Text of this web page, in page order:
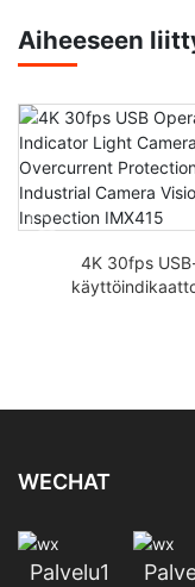
Aiheeseen
4K 30fps
WECHAT
Palvelu1